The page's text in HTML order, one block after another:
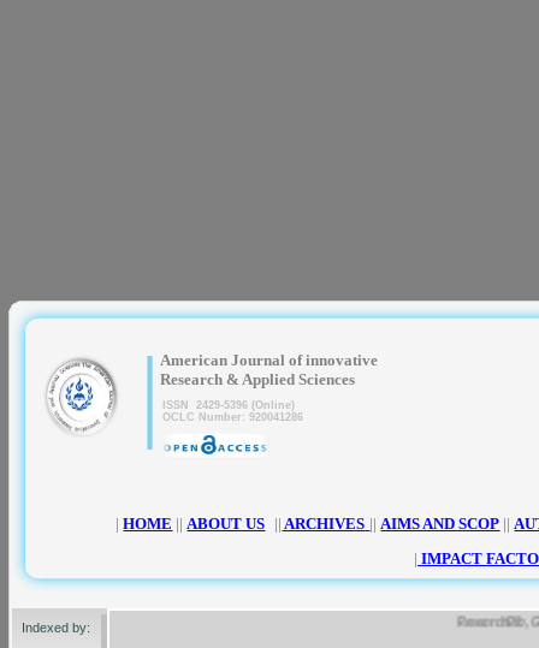
ResearchBib,
Indexed by:
| American Journal of innovative
Research & Applied Sciences
ISSN 2429-5396 (Online)
OCLC Number: 920041286
|HOME || ABOUT US || ARCHIVES || AIMS AND SCOP ||
| IMPACT